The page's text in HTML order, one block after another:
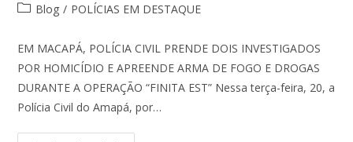
Blog / POLÍCIAS EM DESTAQUE
EM MACAPÁ, POLÍCIA CIVIL PRENDE DOIS INVESTIGADOS
POR HOMICÍDIO E APREENDE ARMA DE FOGO E DROGAS
DURANTE A OPERAÇÃO “FINITA EST” Nessa terça-feira, 20, a
Polícia Civil do Amapá, por…